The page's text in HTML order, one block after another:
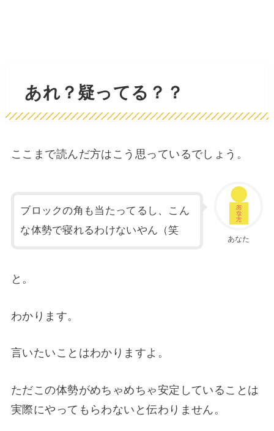
あれ？疑ってる？？
ここまで読んだ方はこう思っているでしょう。
あなた
ブロックの角も当たってるし、こん
な体勢で寝れるわけないやん（笑
と。
わかります。
言いたいことはわかりますよ。
ただこの体勢がめちゃめちゃ安定していることは
実際にやってもらわないと伝わりません。